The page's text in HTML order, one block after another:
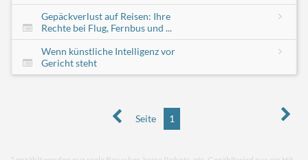
Gepäckverlust auf Reisen: Ihre
Rechte bei Flug, Fernbus und ...
Wenn künstliche Intelligenz vor
Gericht steht
Seite 1